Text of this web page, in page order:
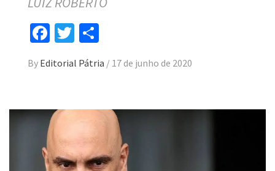
Facebook
Twitter
By Editorial Pátria / 17 de junho de 2020